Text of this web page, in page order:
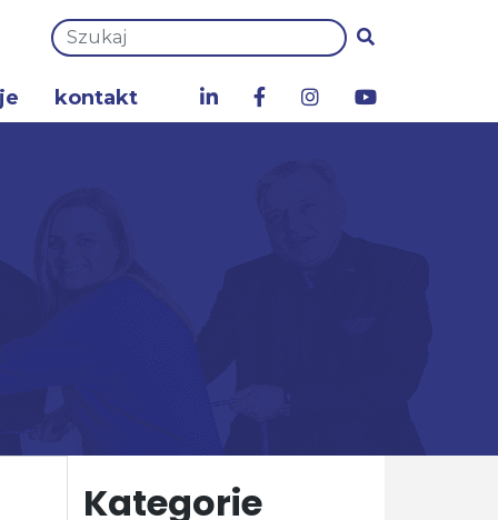
kontakt
Kategorie